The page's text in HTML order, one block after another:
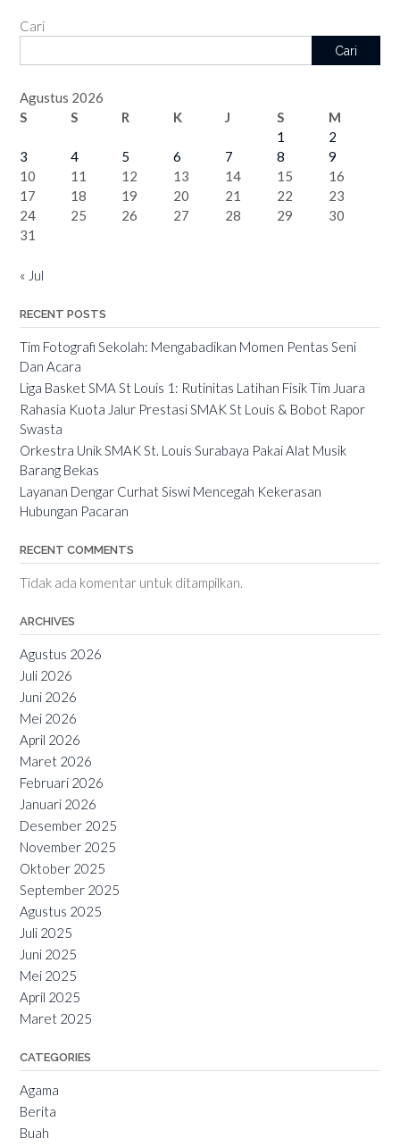
Cari
Cari
Agustus 2026
S
S R K J S
M
1
2
3
4 5 6 7 8
9
10
11 12 13 14 15
16
17
18 19 20 21 22
23
24
25 26 27 28 29
30
31
« Jul
RECENT POSTS
Tim Fotografi Sekolah: Mengabadikan Momen Pentas Seni
Dan Acara
Liga Basket SMA St Louis 1: Rutinitas Latihan Fisik Tim Juara
Rahasia Kuota Jalur Prestasi SMAK St Louis & Bobot Rapor
Swasta
Orkestra Unik SMAK St. Louis Surabaya Pakai Alat Musik
Barang Bekas
Layanan Dengar Curhat Siswi Mencegah Kekerasan
Hubungan Pacaran
RECENT COMMENTS
Tidak ada komentar untuk ditampilkan.
ARCHIVES
Agustus 2026
Juli 2026
Juni 2026
Mei 2026
April 2026
Maret 2026
Februari 2026
Januari 2026
Desember 2025
November 2025
Oktober 2025
September 2025
Agustus 2025
Juli 2025
Juni 2025
Mei 2025
April 2025
Maret 2025
CATEGORIES
Agama
Berita
Buah